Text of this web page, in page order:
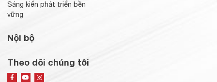
Sáng kiến phát triển bền
vững
Nội bộ
Theo dõi chúng tôi